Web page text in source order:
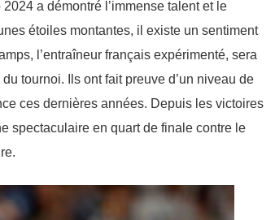
a démontré l’immense talent et le
étoiles montantes, il existe un sentiment
l’entraîneur français expérimenté, sera
tournoi. Ils ont fait preuve d’un niveau de
ces dernières années. Depuis les victoires
spectaculaire en quart de finale contre le